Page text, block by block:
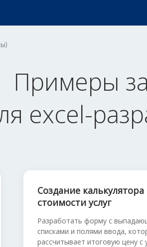
Примеры
excel-
Создание калькулятора
стоимости услуг
Разработать форму с
списками и полями ввода,
рассчитывает итоговую цену с